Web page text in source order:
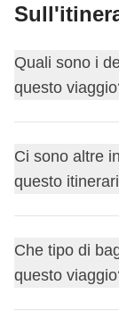
Quali sono i
questo
Questo viaggio
incontriamo alle
iniziare a
maggiori
Ci sono altre
questo
Cammineremo
cambi di
Che tipo di
questo